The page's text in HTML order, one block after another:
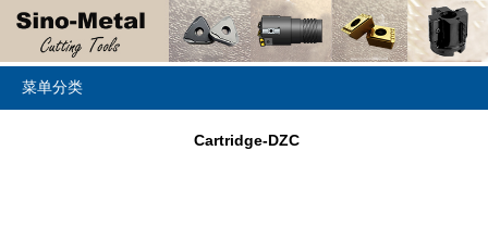
菜单分类
Cartridge-DZC